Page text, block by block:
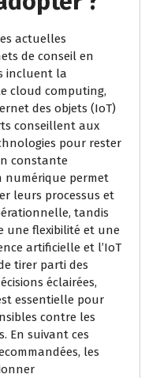
actuelles
de conseil en
incluent la
cloud computing,
des objets (IoT)
conseillent aux
pour rester
constante
numérique permet
leurs processus et
tandis
une flexibilité et une
artificielle et l’IoT
tirer parti des
éclairées,
essentielle pour
contre les
En suivant ces
les